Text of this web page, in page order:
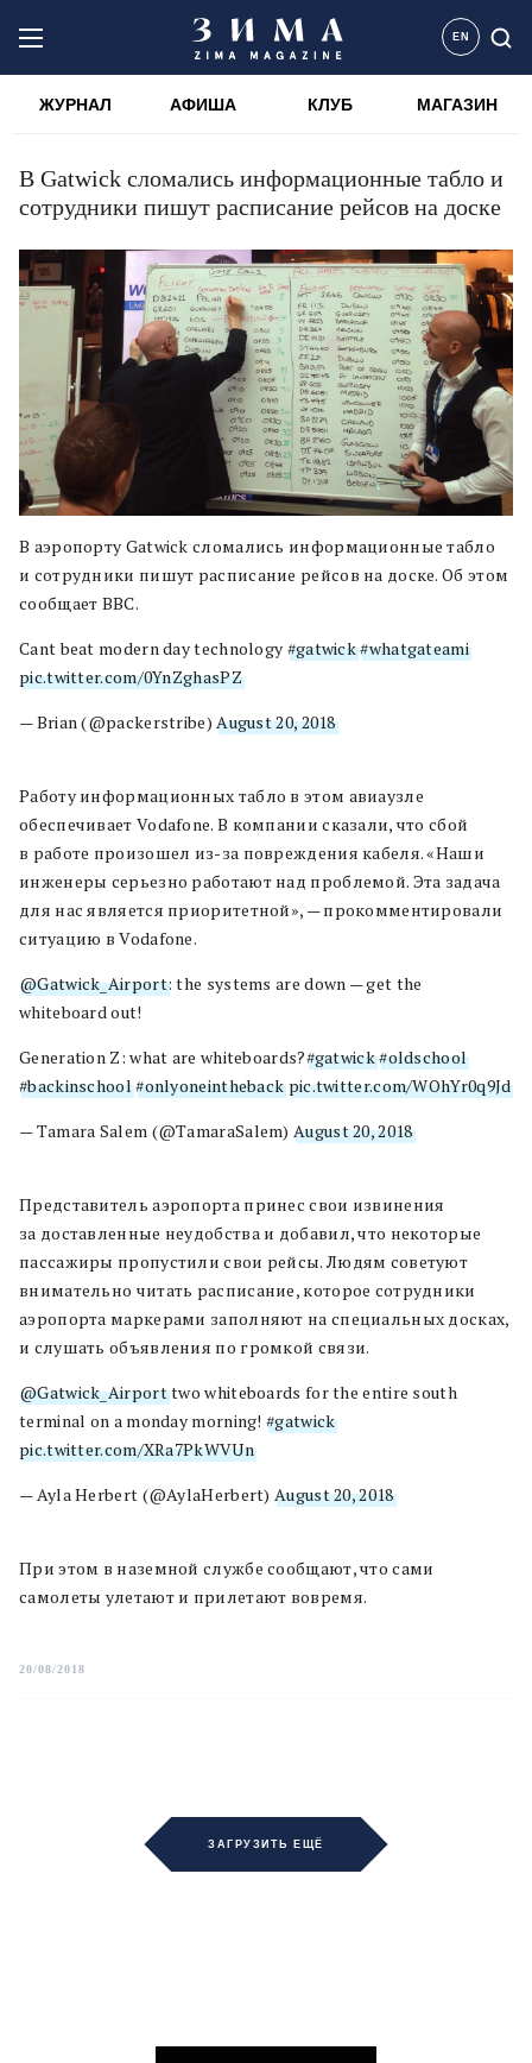
EN
ЖУРНАЛ АФИША КЛУБ МАГАЗИН
В Gatwick сломались информационные табло и
сотрудники пишут расписание рейсов на доске
В аэропорту Gatwick сломались информационные табло
и сотрудники пишут расписание рейсов на доске. Об этом
сообщает BBC.
Cant beat modern day technology #gatwick#whatgateami
pic.twitter.com/0YnZghasPZ
— Brian (@packerstribe)August 20, 2018
Работу информационных табло в этом авиаузле
обеспечивает Vodafone. В компании сказали, что сбой
в работе произошел из-за повреждения кабеля. «Наши
инженеры серьезно работают над проблемой. Эта задача
для нас является приоритетной», — прокомментировали
ситуацию в Vodafone.
@Gatwick_Airport: the systems are down — get the
whiteboard out!
Generation Z: what are whiteboards?#gatwick#oldschool
#backinschool#onlyoneintheback pic.twitter.com/WOhYr0q9Jd
— Tamara Salem (@TamaraSalem)August 20, 2018
Представитель аэропорта принес свои извинения
за доставленные неудобства и добавил, что некоторые
пассажиры пропустили свои рейсы. Людям советуют
внимательно читать расписание, которое сотрудники
аэропорта маркерами заполняют на специальных досках,
и слушать объявления по громкой связи.
@Gatwick_Airporttwo whiteboards for the entire south
terminal on a monday morning!#gatwick
pic.twitter.com/XRa7PkWVUn
— Ayla Herbert (@AylaHerbert)August 20, 2018
При этом в наземной службе сообщают, что сами
самолеты улетают и прилетают вовремя.
20/08/2018
ЗАГРУЗИТЬ ЕЩЁ